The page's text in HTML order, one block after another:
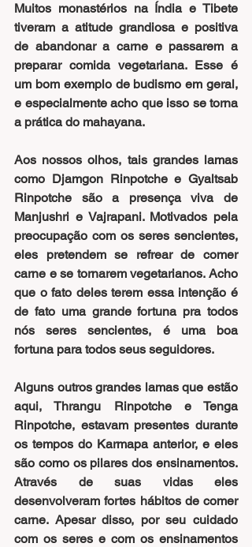
Muitos monastérios na Índia e Tibete
tiveram a atitude grandiosa e positiva
de abandonar a carne e passarem a
preparar comida vegetariana. Esse é
um bom exemplo de budismo em geral,
e especialmente acho que isso se torna
a prática do mahayana.
Aos nossos olhos, tais grandes lamas
como Djamgon Rinpotche e Gyaltsab
Rinpotche são a presença viva de
Manjushri e Vajrapani. Motivados pela
preocupação com os seres sencientes,
eles pretendem se refrear de comer
carne e se tornarem vegetarianos. Acho
que o fato deles terem essa intenção é
de fato uma grande fortuna pra todos
nós seres sencientes, é uma boa
fortuna para todos seus seguidores.
Alguns outros grandes lamas que estão
aqui, Thrangu Rinpotche e Tenga
Rinpotche, estavam presentes durante
os tempos do Karmapa anterior, e eles
são como os pilares dos ensinamentos.
Através de suas vidas eles
desenvolveram fortes hábitos de comer
carne. Apesar disso, por seu cuidado
com os seres e com os ensinamentos